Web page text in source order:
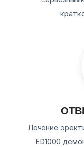
Лечение
ED1000